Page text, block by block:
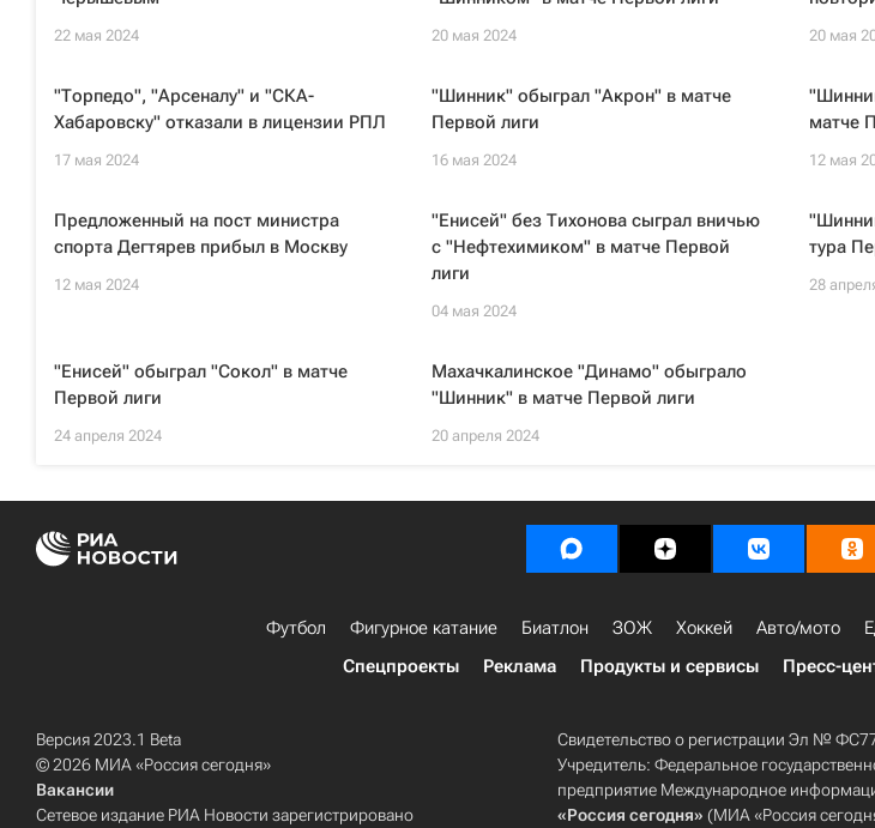
22 мая 2024 20 мая 2024 20 мая
"Торпедо", "Арсеналу" и "СКА-
Хабаровску" отказали в лицензии РПЛ
17 мая 2024
"Шинник" обыграл "Акрон" в матче
Первой лиги
16 мая 2024
матче
12 мая
Предложенный на пост министра
спорта Дегтярев прибыл в Москву
12 мая 2024
"Енисей" без Тихонова сыграл вничью
с "Нефтехимиком" в матче Первой
лиги
04 мая 2024
тура
28
"Енисей" обыграл "Сокол" в матче
Первой лиги
24 апреля 2024
Махачкалинское "Динамо" обыграло
"Шинник" в матче Первой лиги
20 апреля 2024
Футбол Фигурное катание Биатлон ЗОЖ Хоккей Авто/мото
Спецпроекты
Реклама Продукты и сервисы Пресс-
Версия 2023.1 Beta
© 2026 МИА «Россия сегодня»
Вакансии
Сетевое издание РИА Новости зарегистрировано
Свидетельство о регистрации Эл №
Учредитель: Федеральное
предприятие Международное
«Россия сегодня» (МИА «Россия